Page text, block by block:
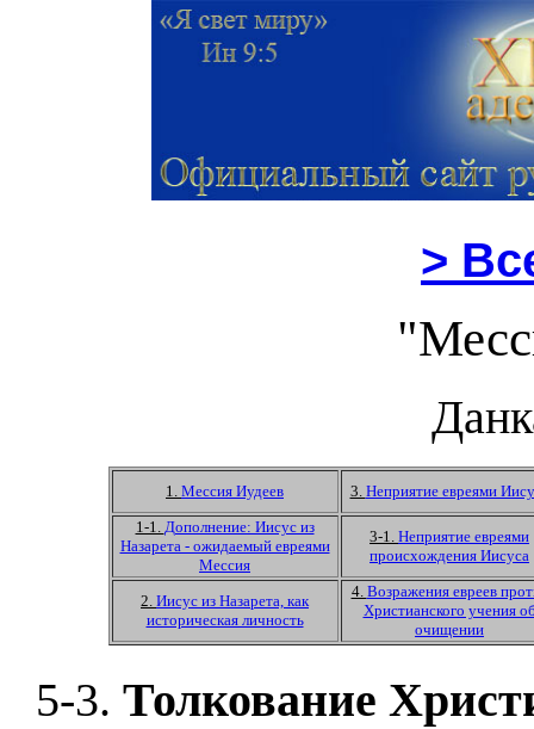
>
1. Мессия Иудеев 3. Неприятие евреями
1-1. Дополнение: Иисус из
Назарета - ожидаемый евреями
Мессия
3-1. Неприятие евреями
происхождения Иисуса
2. Иисус из Назарета, как
историческая личность
4. Возражения евреев
Христианского учения
очищении
5-3. Толкование